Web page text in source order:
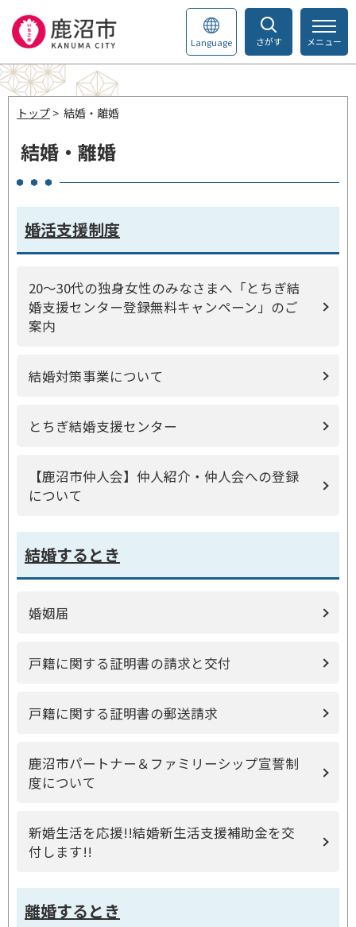
さがす
Language メニュー
トップ > 結婚・離婚
結婚・離婚
婚活支援制度
20～30代の独身女性のみなさまへ「とちぎ結
婚支援センター登録無料キャンペーン」のご
案内
結婚対策事業について
とちぎ結婚支援センター
【鹿沼市仲人会】仲人紹介・仲人会への登録
について
結婚するとき
婚姻届
戸籍に関する証明書の請求と交付
戸籍に関する証明書の郵送請求
鹿沼市パートナー＆ファミリーシップ宣誓制
度について
新婚生活を応援!!結婚新生活支援補助金を交
付します!!
離婚するとき